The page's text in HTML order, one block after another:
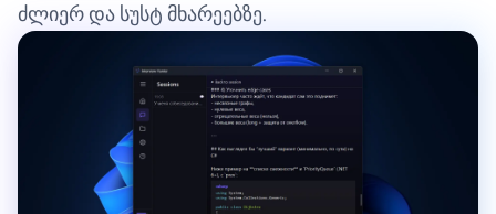
ძლიერ და სუსტ მხარეებზე.